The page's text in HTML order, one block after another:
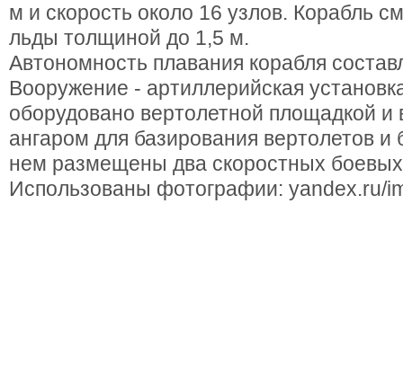
м и скорость около 16 узлов. Корабль
льды толщиной до 1,5 м.
Автономность плавания корабля
Вооружение - артиллерийская
оборудовано вертолетной площадкой
ангаром для базирования вертолетов и
нем размещены два скоростных
Использованы фотографии: yandex.ru/